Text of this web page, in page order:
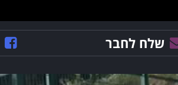
שלח לחבר